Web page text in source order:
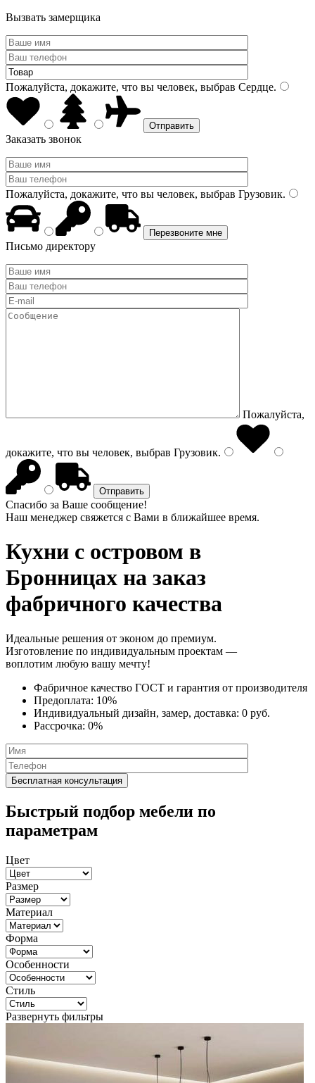
Вызвать замерщика
Пожалуйста, докажите, что вы человек, выбрав Сердце.
Заказать звонок
Пожалуйста, докажите, что вы человек, выбрав Грузовик.
Письмо директору
Пожалуйста,
докажите, что вы человек, выбрав Грузовик.
Спасибо за Ваше сообщение!
Наш менеджер свяжется с Вами в ближайшее время.
Кухни с островом в
Бронницах на заказ
фабричного качества
Идеальные решения от эконом до премиум.
Изготовление по индивидуальным проектам —
воплотим любую вашу мечту!
Фабричное качество ГОСТ и гарантия от производителя
Предоплата: 10%
Индивидуальный дизайн, замер, доставка: 0 руб.
Рассрочка: 0%
Быстрый подбор мебели по
параметрам
Цвет
Размер
Материал
Форма
Особенности
Стиль
Развернуть фильтры